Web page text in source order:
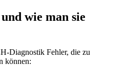
wie man sie
Diagnostik Fehler, die zu
können: